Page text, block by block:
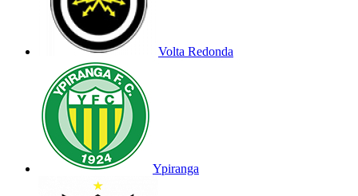
Volta Redonda
Ypiranga